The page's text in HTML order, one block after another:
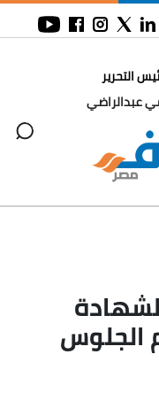
التحرير
عبدالراضي
الجلوس